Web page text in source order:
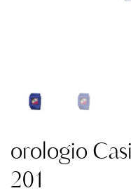
orologio
201